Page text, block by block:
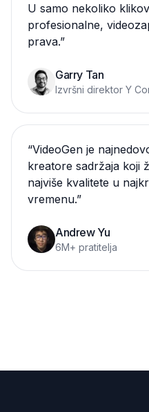
U samo nekoliko
profesionalne,
prava.”
Garry Tan
Izvršni direktor Y
“VideoGen je
kreatore sadržaja koji
najviše kvalitete u
vremenu.”
Andrew Yu
6M+ pratitelja